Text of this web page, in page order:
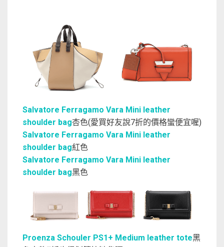
Salvatore Ferragamo Vara Mini leather
shoulder bag杏色(愛買好友說7折的價格蠻便宜喔)
Salvatore Ferragamo Vara Mini leather
shoulder bag紅色
Salvatore Ferragamo Vara Mini leather
shoulder bag黑色
Proenza Schouler PS1+ Medium leather tote黑